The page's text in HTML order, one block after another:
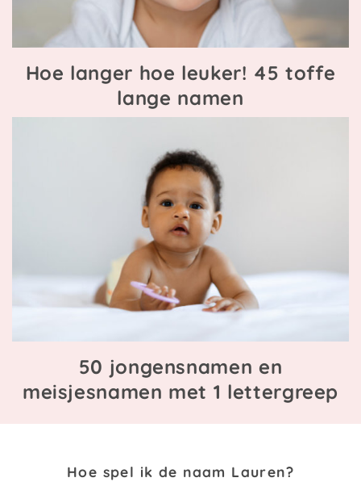
Hoe langer hoe leuker! 45 toffe
lange namen
50 jongensnamen en
meisjesnamen met 1 lettergreep
Hoe spel ik de naam Lauren?